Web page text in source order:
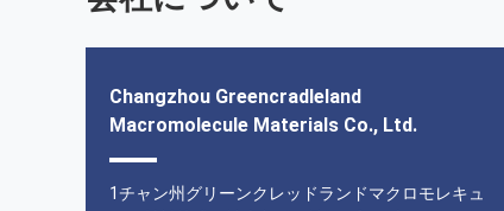
Changzhou Greencradleland
Macromolecule Materials Co., Ltd.
1チャン州グリーンクレッドランドマクロモレキュ